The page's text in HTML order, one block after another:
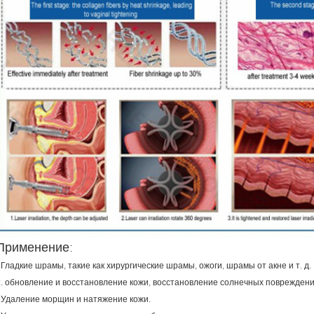
шрамы, такие как хирургические шрамы, ожоги, шрамы от акне и т. д.
обновление и восстановление кожи, восстановление солнечных
морщин и натяжение кожи.